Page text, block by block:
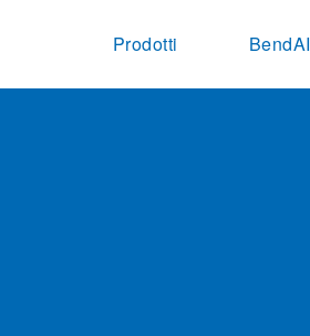
Prodotti BendAI